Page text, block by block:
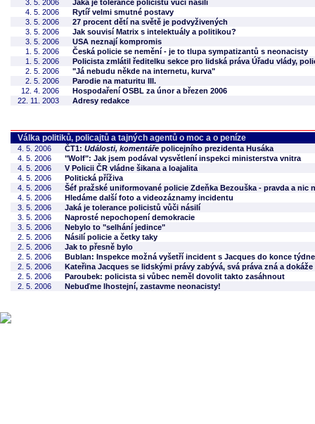
3. 5. 2006
Jaká je tolerance policistů vůči násilí
4. 5. 2006
Rytíř velmi smutné postavy
3. 5. 2006
27 procent dětí na světě je podvyživených
3. 5. 2006
Jak souvisí Matrix s intelektuály a politikou?
3. 5. 2006
USA neznají kompromis
1. 5. 2006
Česká policie se nemění - je to tlupa sympatizantů s neonacisty
1. 5. 2006
Policista zmlátil ředitelku sekce pro lidská práva Úřadu vlády,
2. 5. 2006
"Já nebudu někde na internetu, kurva"
2. 5. 2006
Parodie na maturitu III.
12. 4. 2006
Hospodaření OSBL za únor a březen 2006
22. 11. 2003
Adresy redakce
Válka politiků, policajtů a tajných agentů o moc a o peníze
4. 5. 2006 ČT1: Události, komentáře policejního prezidenta Husáka
4. 5. 2006
"Wolf": Jak jsem podával vysvětlení inspekci ministerstva vnitra
4. 5. 2006
V Policii ČR vládne šikana a loajalita
4. 5. 2006
Politická příživa
4. 5. 2006
Šéf pražské uniformované policie Zdeňka Bezouška - pravda a nic
4. 5. 2006
Hledáme další foto a videozáznamy incidentu
3. 5. 2006
Jaká je tolerance policistů vůči násilí
3. 5. 2006
Naprosté nepochopení demokracie
3. 5. 2006
Nebylo to "selhání jedince"
2. 5. 2006
Násilí policie a četky taky
2. 5. 2006
Jak to přesně bylo
2. 5. 2006
Bublan: Inspekce možná vyšetří incident s Jacques do konce týdne
2. 5. 2006
Kateřina Jacques se lidskými právy zabývá, svá práva zná a
2. 5. 2006
Paroubek: policista si vůbec neměl dovolit takto zasáhnout
2. 5. 2006
Nebuďme lhostejní, zastavme neonacisty!